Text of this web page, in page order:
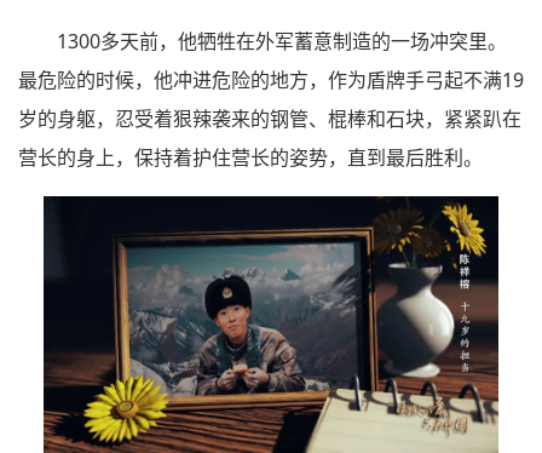
1300多天前，他牺牲在外军蓄意制造的一场冲突里。
最危险的时候，他冲进危险的地方，作为盾牌手弓起不满19
岁的身躯，忍受着狠辣袭来的钢管、棍棒和石块，紧紧趴在
营长的身上，保持着护住营长的姿势，直到最后胜利。